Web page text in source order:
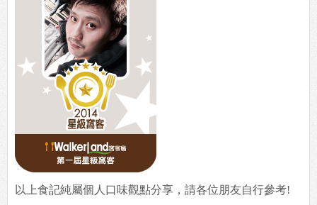
以上食記純屬個人口味觀點分享，請各位朋友自行參考!